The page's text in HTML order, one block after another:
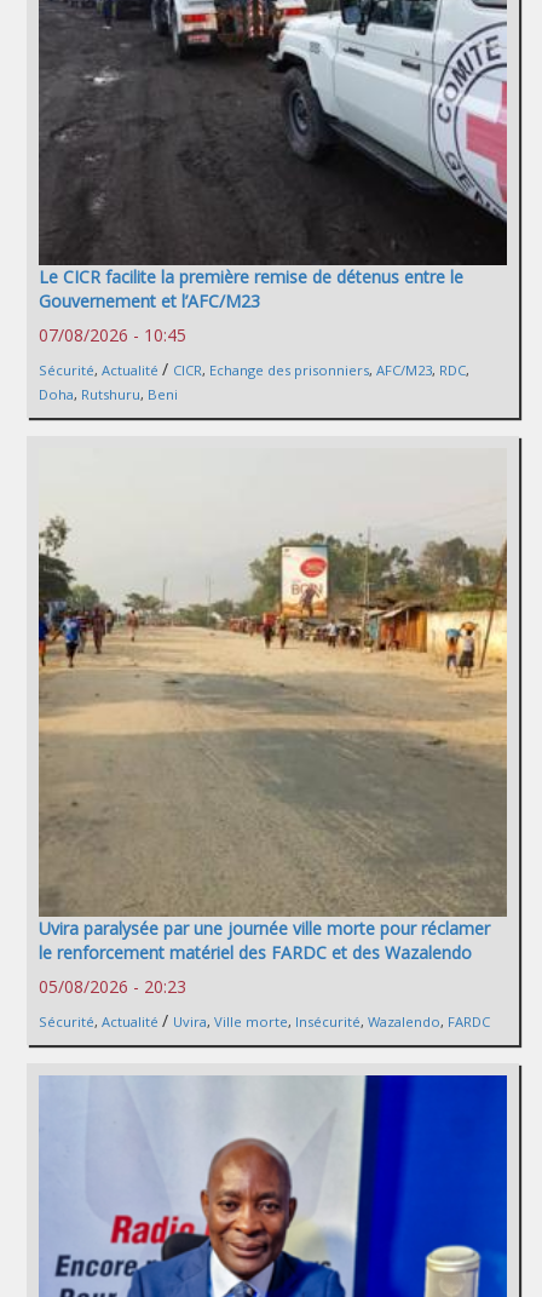
Le CICR facilite la première remise de détenus entre le
Gouvernement et l’AFC/M23
07/08/2026 - 10:45
Sécurité, Actualité / CICR, Echange des prisonniers, AFC/M23, RDC,
Doha, Rutshuru, Beni
Uvira paralysée par une journée ville morte pour réclamer
le renforcement matériel des FARDC et des Wazalendo
05/08/2026 - 20:23
Sécurité, Actualité / Uvira, Ville morte, Insécurité, Wazalendo, FARDC